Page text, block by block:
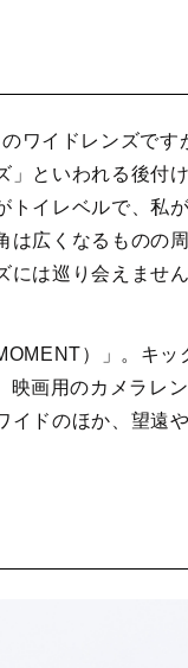
ワイドレンズです
」といわれる後付
イレベルで、私
広くなるものの
は巡り会えません
）」。キッ
映画用のカメラレ
イドのほか、望遠